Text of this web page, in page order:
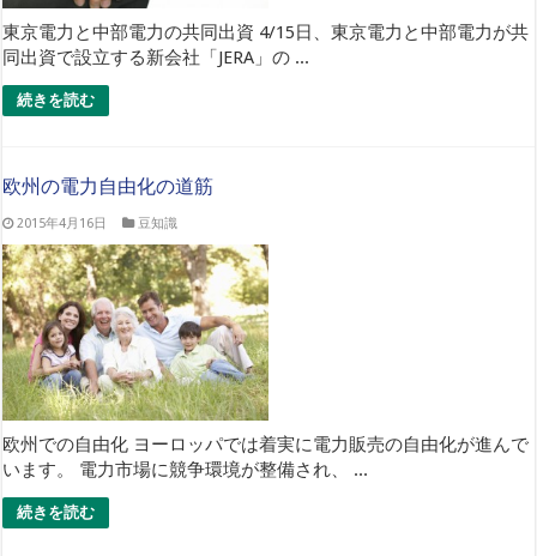
東京電力と中部電力の共同出資 4/15日、東京電力と中部電力が共
同出資で設立する新会社「JERA」の ...
続きを読む
欧州の電力自由化の道筋
2015年4月16日 豆知識
欧州での自由化 ヨーロッパでは着実に電力販売の自由化が進んで
います。 電力市場に競争環境が整備され、 ...
続きを読む